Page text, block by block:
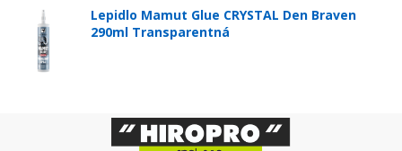
Lepidlo Mamut Glue CRYSTAL Den Braven
290ml Transparentná